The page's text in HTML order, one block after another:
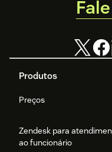
Produtos
Preços
Zendesk para
ao funcionário